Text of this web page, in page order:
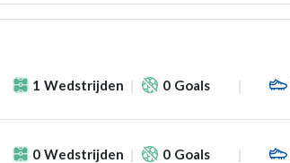
1 Wedstrijden 0 Goals
0 Wedstrijden 0 Goals